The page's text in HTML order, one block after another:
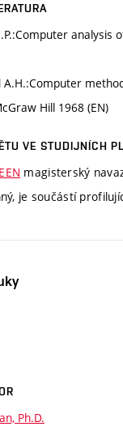
analysis
A.H.:Computer
Hill 1968 (EN)
VE STUDIJNÍCH
magisterský
je součástí
Ph.D.